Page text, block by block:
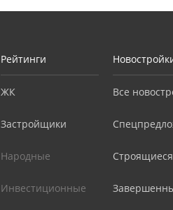
Рейтинги
ЖК
Застройщики
Народные
Инвестиционные
Все
Строящиеся